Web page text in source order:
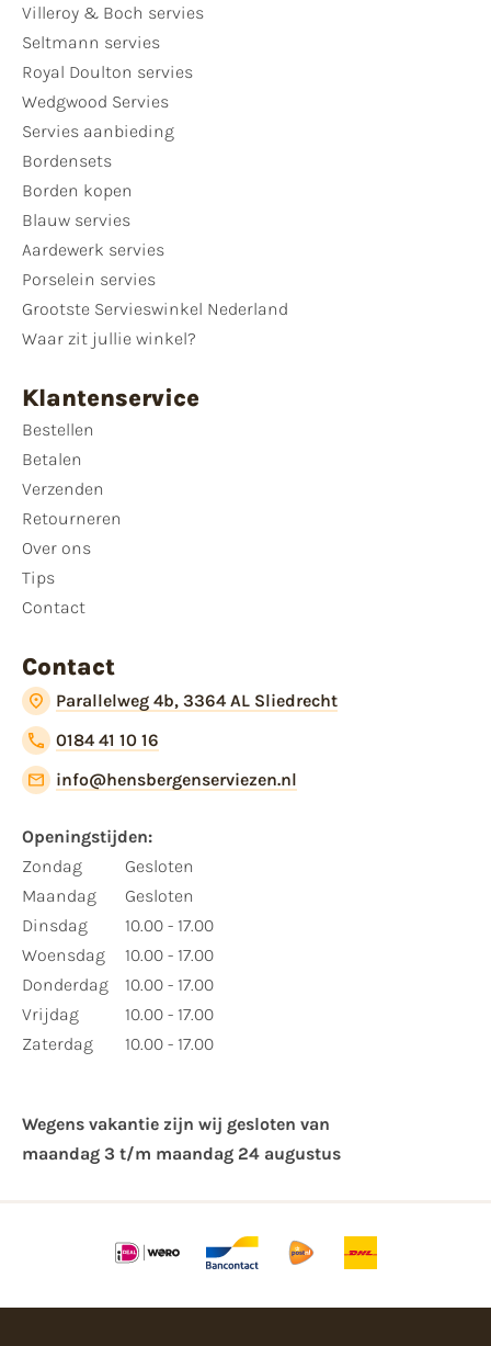
Villeroy & Boch servies
Seltmann servies
Royal Doulton servies
Wedgwood Servies
Servies aanbieding
Bordensets
Borden kopen
Blauw servies
Aardewerk servies
Porselein servies
Grootste Servieswinkel Nederland
Waar zit jullie winkel?
Klantenservice
Bestellen
Betalen
Verzenden
Retourneren
Over ons
Tips
Contact
Contact
Parallelweg 4b, 3364 AL Sliedrecht
0184 41 10 16
info@hensbergenserviezen.nl
Openingstijden:
Zondag
Maandag
Dinsdag
Woensdag
Donderdag
Vrijdag
Zaterdag
Gesloten
Gesloten
10.00 - 17.00
10.00 - 17.00
10.00 - 17.00
10.00 - 17.00
10.00 - 17.00
Wegens vakantie zijn wij gesloten van ​
maandag 3 t/m maandag 24 augustus